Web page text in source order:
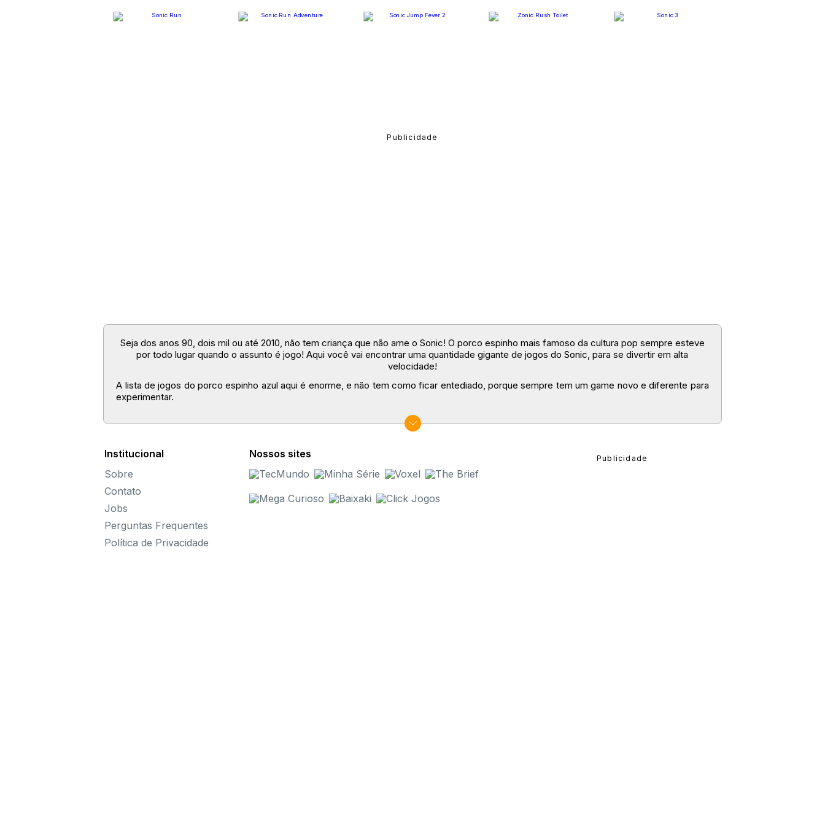
Seja dos anos 90, dois mil ou até 2010, não tem criança que não ame o Sonic! O porco espinho mais famoso da cultura pop sempre esteve
por todo lugar quando o assunto é jogo! Aqui você vai encontrar uma quantidade gigante de jogos do Sonic, para se divertir em alta
velocidade!
A lista de jogos do porco espinho azul aqui é enorme, e não tem como ficar entediado, porque sempre tem um game novo e diferente para
experimentar.
você está,
Sonic, na maioria das vezes, é umjogo de plataforma , no qual você sempre está indo para frente, em busca de uma porta, um portal ou
alguma coisa que represente o final daquele nível, porém, sempre há muitos obstáculos para você ultrapassar.
Institucional
Sobre
Contato
Jobs
Perguntas Frequentes
Política de Privacidade
Nossos sites